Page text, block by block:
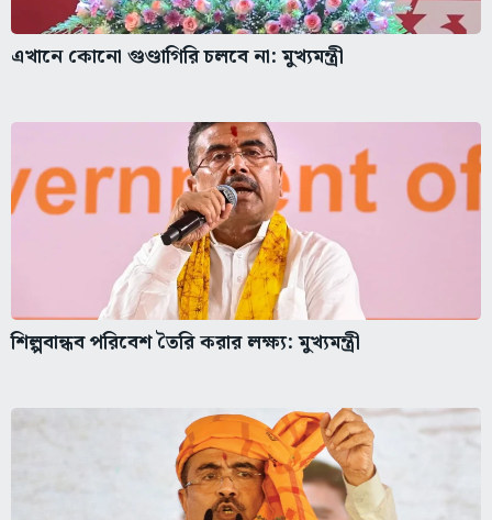
এখানে কোনো গুণ্ডাগিরি চলবে না: মুখ্যমন্ত্রী
শিল্পবান্ধব পরিবেশ তৈরি করার লক্ষ্য: মুখ্যমন্ত্রী